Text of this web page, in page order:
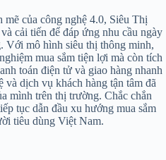
của công nghệ 4.0, Siêu Thị
cải tiến để đáp ứng nhu cầu ngày
Với mô hình siêu thị thông minh,
mua sắm tiện lợi mà còn tích
toán điện tử và giao hàng nhanh
dịch vụ khách hàng tận tâm đã
mình trên thị trường. Chắc chắn
tục dẫn đầu xu hướng mua sắm
tiêu dùng Việt Nam.